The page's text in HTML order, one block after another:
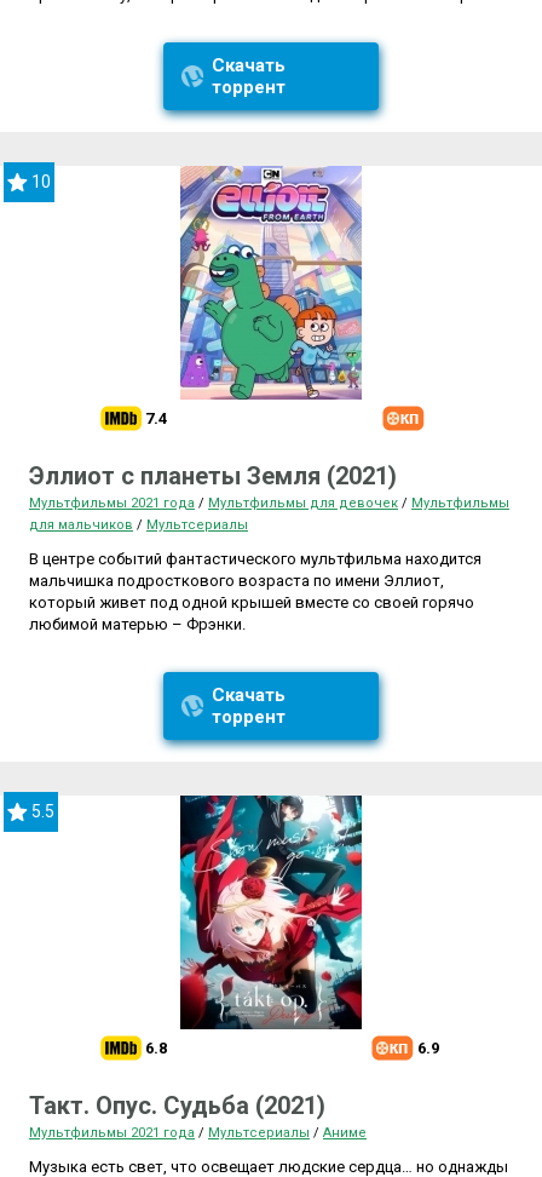
Скачать
торрент
10
7.4
Эллиот с планеты Земля (2021)
Мультфильмы 2021 года / Мультфильмы для девочек / Мультфильмы
для мальчиков / Мультсериалы
В центре событий фантастического мультфильма находится
мальчишка подросткового возраста по имени Эллиот,
который живет под одной крышей вместе со своей горячо
любимой матерью – Фрэнки.
Скачать
торрент
5.5
6.8 6.9
Такт. Опус. Судьба (2021)
Мультфильмы 2021 года / Мультсериалы / Аниме
Музыка есть свет, что освещает людские сердца… но однажды